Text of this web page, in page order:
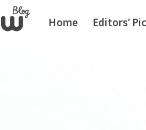
Home Editors’